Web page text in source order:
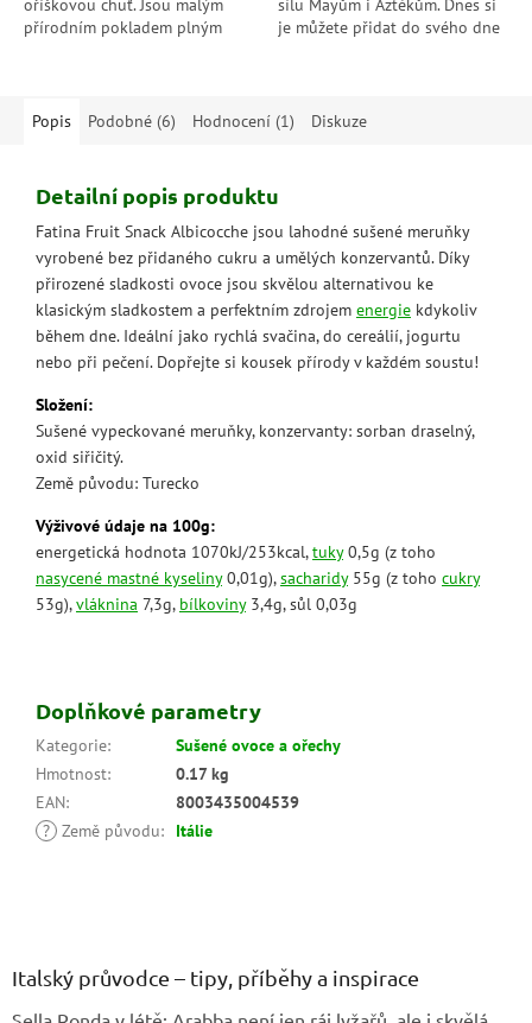
oříškovou chuť. Jsou malým
přírodním pokladem plným
sílu Mayům i Aztékům. Dnes si
je můžete přidat do svého dne
Popis Podobné (6) Hodnocení (1) Diskuze
Detailní popis produktu
Fatina Fruit Snack Albicocche jsou lahodné sušené meruňky
vyrobené bez přidaného cukru a umělých konzervantů. Díky
přirozené sladkosti ovoce jsou skvělou alternativou ke
klasickým sladkostem a perfektním zdrojem energie kdykoliv
během dne. Ideální jako rychlá svačina, do cereálií, jogurtu
nebo při pečení. Dopřejte si kousek přírody v každém soustu!
Složení:
Sušené vypeckované meruňky, konzervanty: sorban draselný,
oxid siřičitý.
Země původu: Turecko
Výživové údaje na 100g:
energetická hodnota 1070kJ/253kcal,tuky0,5g (z toho
nasycené mastné kyseliny0,01g),sacharidy55g (z toho cukry
53g),vláknina 7,3g, bílkoviny3,4g, sůl 0,03g
Doplňkové parametry
Kategorie:
Sušené ovoce a ořechy
Hmotnost:
0.17 kg
EAN:
8003435004539
? Země původu: Itálie
Italský průvodce – tipy, příběhy a inspirace